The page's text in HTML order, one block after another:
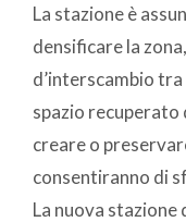
La stazione è
densificare la
d’interscambio
spazio recuperato
creare o
consentiranno di
La nuova